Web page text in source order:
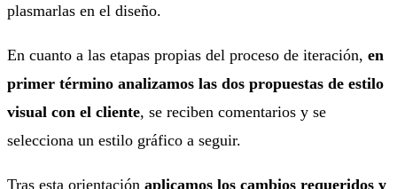
plasmarlas en el diseño.
En cuanto a las etapas propias del proceso de iteración, en
primer término analizamos las dos propuestas de estilo
visual con el cliente, se reciben comentarios y se
selecciona un estilo gráfico a seguir.
Tras esta orientación aplicamos los cambios requeridos y